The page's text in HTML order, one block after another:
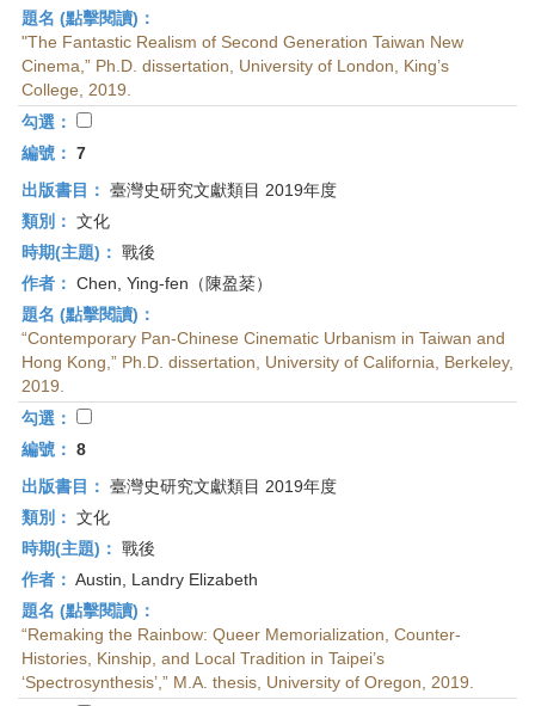
題名 (點擊閱讀)：
"The Fantastic Realism of Second Generation Taiwan New
Cinema,” Ph.D. dissertation, University of London, King’s
College, 2019.
勾選：
編號： 7
出版書目： 臺灣史研究文獻類目 2019年度
類別： 文化
時期(主題)： 戰後
作者： Chen, Ying-fen（陳盈棻）
題名 (點擊閱讀)：
“Contemporary Pan-Chinese Cinematic Urbanism in Taiwan and
Hong Kong,” Ph.D. dissertation, University of California, Berkeley,
2019.
勾選：
編號： 8
出版書目： 臺灣史研究文獻類目 2019年度
類別： 文化
時期(主題)： 戰後
作者： Austin, Landry Elizabeth
題名 (點擊閱讀)：
“Remaking the Rainbow: Queer Memorialization, Counter-
Histories, Kinship, and Local Tradition in Taipei’s
‘Spectrosynthesis’,” M.A. thesis, University of Oregon, 2019.